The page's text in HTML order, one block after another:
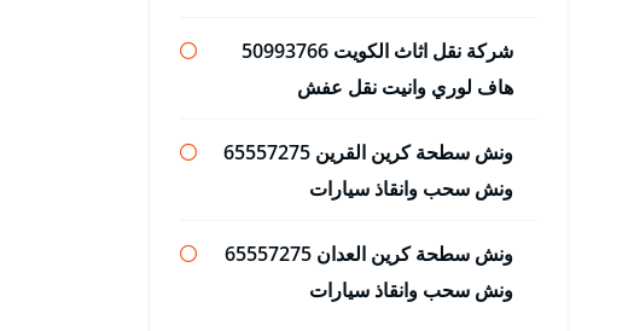
شركة نقل اثاث الكويت 50993766
هاف لوري وانيت نقل عفش
ونش سطحة كرين القرين 65557275
ونش سحب وانقاذ سيارات
ونش سطحة كرين العدان 65557275
ونش سحب وانقاذ سيارات